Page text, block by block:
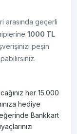
arasında geçerli
1000 TL
peşin
her 15.000
hediye
Bankkart